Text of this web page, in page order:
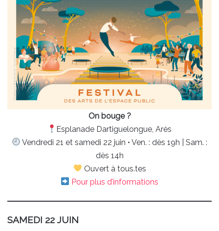
On bouge ?
Esplanade Dartiguelongue, Arès
Vendredi 21 et samedi 22 juin • Ven. : dès 19h | Sam. :
dès 14h
Ouvert à tous.tes
Pour plus d’informations
SAMEDI 22 JUIN